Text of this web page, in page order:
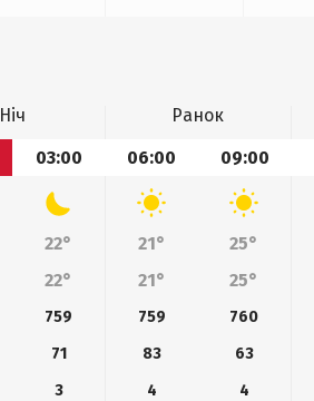
Ніч Ранок
03:00 06:00 09:00
22° 21° 25°
22° 21° 25°
759 759 760
71 83 63
3 4 4